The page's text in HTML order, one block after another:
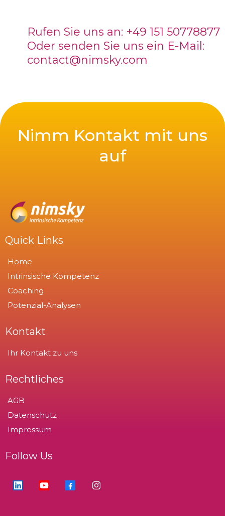
Rufen Sie uns an: +49 151 50778877
Oder senden Sie uns ein E-Mail:
contact@nimsky.com
Nimm Kontakt mit uns
auf
Quick Links
Home
Intrinsische Kompetenz
Coaching
Potenzial-Analysen
Kontakt
Ihr Kontakt zu uns
Rechtliches
AGB
Datenschutz
Impressum
Follow Us